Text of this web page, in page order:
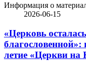
Информация о
2026-06-15
«Церковь
благословенной»:
летие «Церкви на